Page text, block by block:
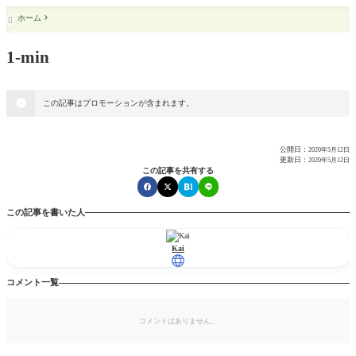
 ホーム
1-min
この記事はプロモーションが含まれます。
公開日： 2020年5月12日
更新日： 2020年5月12日
この記事を共有する
この記事を書いた人
Kai
コメント一覧
コメントはありません。